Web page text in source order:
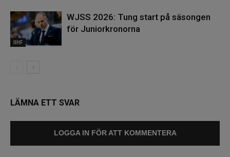
IIHF
WJSS 2026: Tung start på säsongen
för Juniorkronorna
LÄMNA ETT SVAR
LOGGA IN FÖR ATT KOMMENTERA